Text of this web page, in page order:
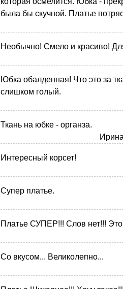
была бы скучной. Платье
Необычно! Смело и красиво!
Юбка обалденная! Что это за
слишком голый.
Ткань на юбке - органза.
Интересный корсет!
Супер платье.
Платье СУПЕР!!! Слов нет!!!
Со вкусом... Великолепно...